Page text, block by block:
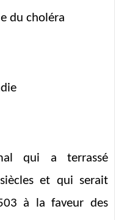
du choléra
qui a terrassé
et qui serait
à la faveur des